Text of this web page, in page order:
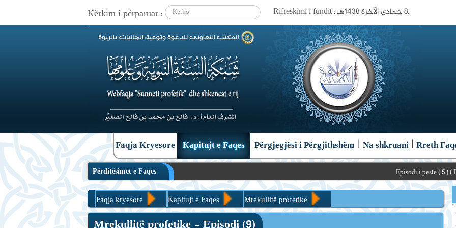
Kërkim i përparuar : Rifreskimi i fundit : ٨ جمادى الآخرة ١٤٣٨هـ.
Faqja Kryesore Kapitujt e Faqes | Përgjegjësi i Përgjithshëm | Na shkruani | Rreth
Përditësimet e Faqes Episodi i pestë ( 5 ) ( E drejta e
Faqja kryesore Kapitujt e Faqes
Mrekullitë profetike
Mrekullitë profetike - Episodi (9)